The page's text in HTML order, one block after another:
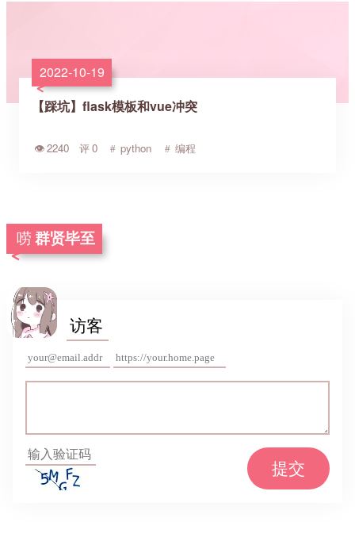
2022-10-19
【踩坑】flask模板和vue冲突
2240 0 python 编程
群贤毕至
提交